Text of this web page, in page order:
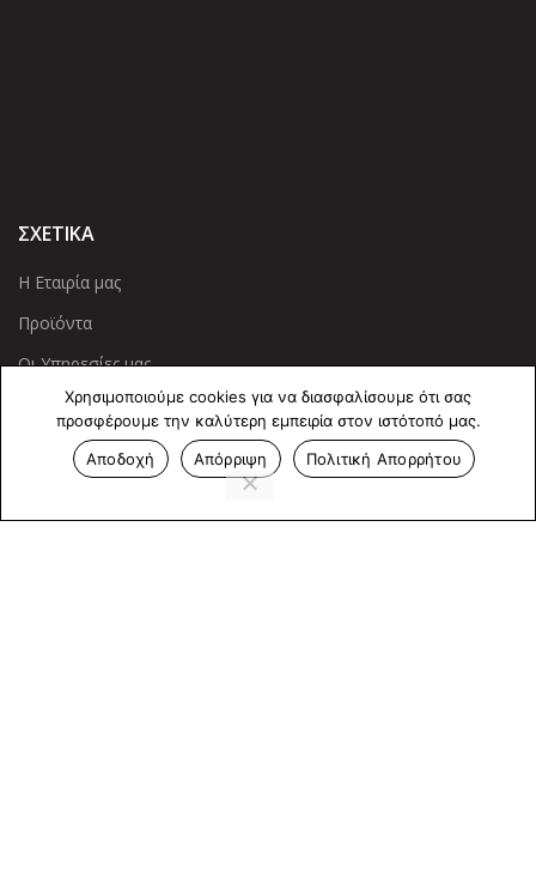
ΣΧΕΤΙΚΑ
Η Εταιρία μας
Προϊόντα
Οι Υπηρεσίες μας
ΠΛΗΡΟΦΟΡΙΕΣ
Πολιτική Απορρήτου
Χρησιμοποιούμε cookies για να διασφαλίσουμε ότι σας
προσφέρουμε την καλύτερη εμπειρία στον ιστότοπό μας.
Αποδοχή
Απόρριψη Πολιτική Απορρήτου